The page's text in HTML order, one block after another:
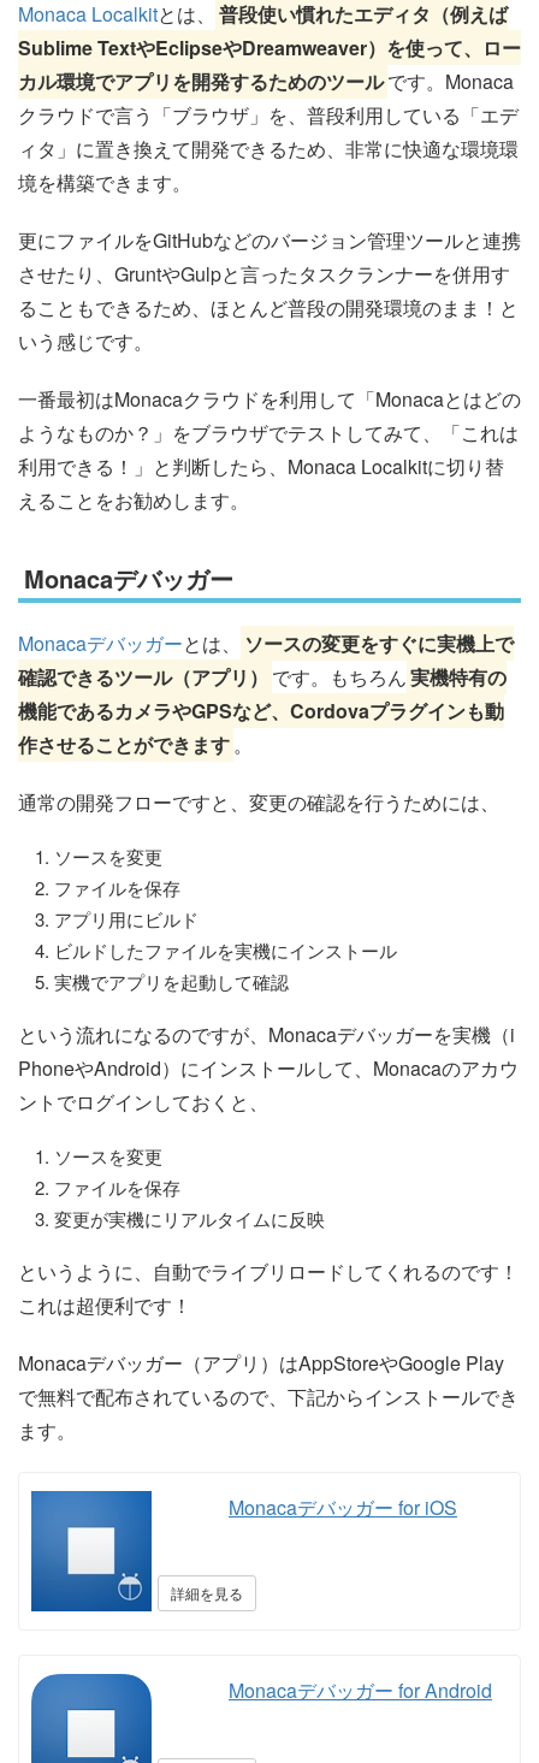
Monaca Localkitとは、
普段使い慣れたエディタ（例えば
Sublime TextやEclipseやDreamweaver）を使って、ロー
カル環境でアプリを開発するためのツールです。Monaca
クラウドで言う「ブラウザ」を、普段利用している「エデ
ィタ」に置き換えて開発できるため、非常に快適な環境環
境を構築できます。
更にファイルをGitHubなどのバージョン管理ツールと連携
させたり、GruntやGulpと言ったタスクランナーを併用す
ることもできるため、ほとんど普段の開発環境のまま！と
いう感じです。
一番最初はMonacaクラウドを利用して「Monacaとはどの
ようなものか？」をブラウザでテストしてみて、「これは
利用できる！」と判断したら、Monaca Localkitに切り替
えることをお勧めします。
Monacaデバッガー
Monacaデバッガーとは、
ソースの変更をすぐに実機上で
確認できるツール（アプリ） です。もちろん実機特有の
機能であるカメラやGPSなど、Cordovaプラグインも動
作させることができます。
通常の開発フローですと、変更の確認を行うためには、
ソースを変更
ファイルを保存
アプリ用にビルド
ビルドしたファイルを実機にインストール
実機でアプリを起動して確認
という流れになるのですが、Monacaデバッガーを実機（i
PhoneやAndroid）にインストールして、Monacaのアカウ
ントでログインしておくと、
ソースを変更
ファイルを保存
変更が実機にリアルタイムに反映
というように、自動でライブリロードしてくれるのです！
これは超便利です！
Monacaデバッガー（アプリ）はAppStoreやGoogle Play
で無料で配布されているので、下記からインストールでき
ます。